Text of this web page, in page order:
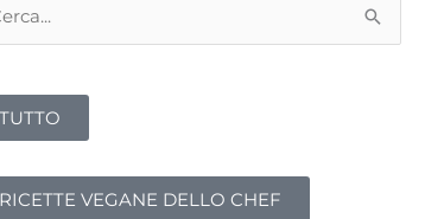
TUTTO
RICETTE VEGANE DELLO CHEF